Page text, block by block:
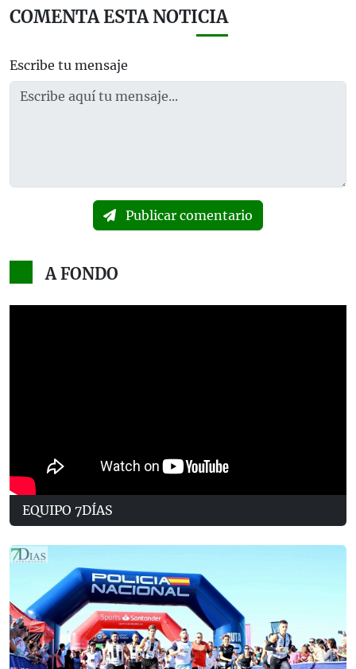
COMENTA ESTA NOTICIA
Escribe tu mensaje
Publicar comentario
A FONDO
EQUIPO 7DÍAS